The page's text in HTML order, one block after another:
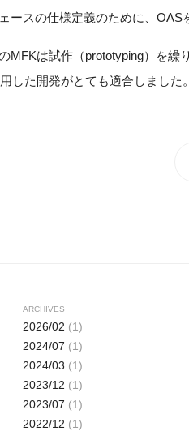
ースの仕様定義のために、OAS
MFKは試作（prototyping）を
した開発がとても適合しました。
ARCHIVES
2026/02 (1)
2024/07 (1)
2024/03 (1)
2023/12 (1)
2023/07 (1)
2022/12 (1)